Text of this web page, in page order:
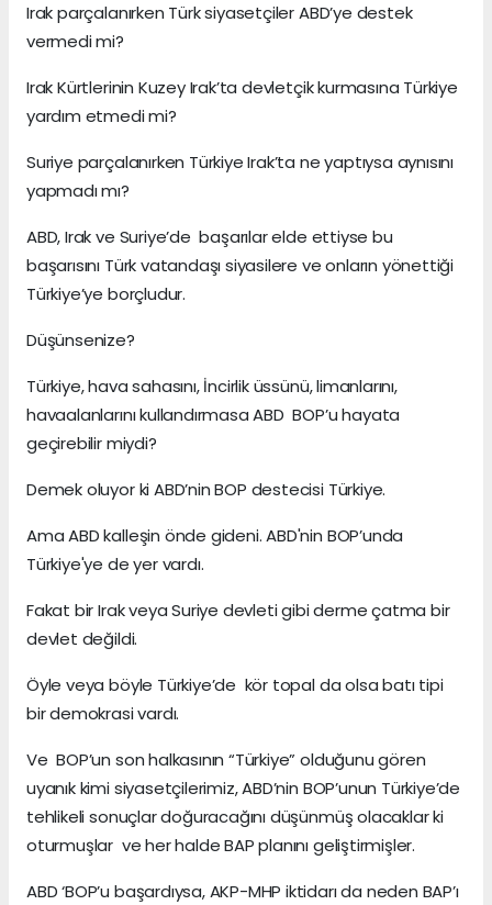
Irak parçalanırken Türk siyasetçiler ABD’ye destek
vermedi mi?
Irak Kürtlerinin Kuzey Irak’ta devletçik kurmasına Türkiye
yardım etmedi mi?
Suriye parçalanırken Türkiye Irak’ta ne yaptıysa aynısını
yapmadı mı?
ABD, Irak ve Suriye’de başarılar elde ettiyse bu
başarısını Türk vatandaşı siyasilere ve onların yönettiği
Türkiye’ye borçludur.
Düşünsenize?
Türkiye, hava sahasını, İncirlik üssünü, limanlarını,
havaalanlarını kullandırmasa ABD BOP’u hayata
geçirebilir miydi?
Demek oluyor ki ABD’nin BOP destecisi Türkiye.
Ama ABD kalleşin önde gideni. ABD'nin BOP’unda
Türkiye'ye de yer vardı.
Fakat bir Irak veya Suriye devleti gibi derme çatma bir
devlet değildi.
Öyle veya böyle Türkiye’de kör topal da olsa batı tipi
bir demokrasi vardı.
Ve BOP’un son halkasının “Türkiye” olduğunu gören
uyanık kimi siyasetçilerimiz, ABD’nin BOP’unun Türkiye’de
tehlikeli sonuçlar doğuracağını düşünmüş olacaklar ki
oturmuşlar ve her halde BAP planını geliştirmişler.
ABD ‘BOP’u başardıysa, AKP-MHP iktidarı da neden BAP’ı